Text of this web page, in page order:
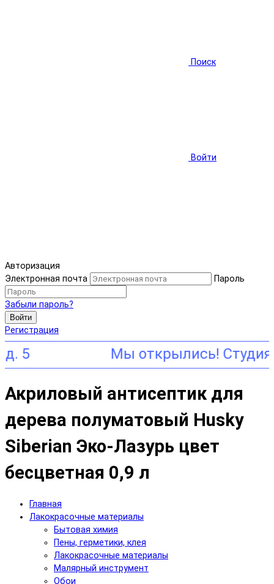
Поиск
Войти
Авторизация
Электронная почта
Пароль
Забыли пароль?
Войти
Регистрация
Акриловый антисептик для
дерева полуматовый Husky
Siberian Эко-Лазурь цвет
бесцветная 0,9 л
Главная
Лакокрасочные материалы
Бытовая химия
Пены, герметики, клея
Лакокрасочные материалы
Малярный инструмент
Обои